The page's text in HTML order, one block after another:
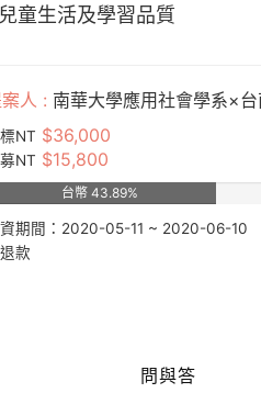
童生活及學習品質
人 : 南華大學應用社會學系×
NT $36,000
NT $15,800
台幣 43.89%
期間：2020-05-11 ~ 2020-06-10
款
問與答